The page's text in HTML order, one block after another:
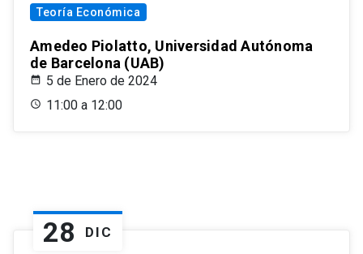
Teoría Económica
Amedeo Piolatto, Universidad Autónoma
de Barcelona (UAB)
5 de Enero de 2024
11:00 a 12:00
28 DIC